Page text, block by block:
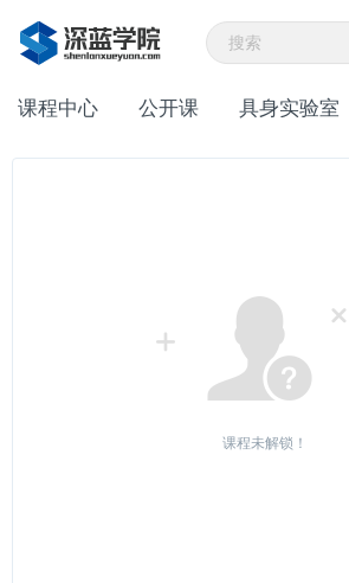
课程中心 公开课 具身实验室
课程未解锁！